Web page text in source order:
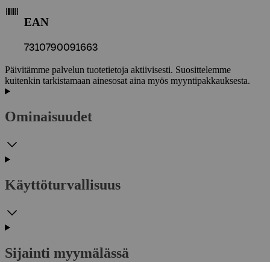
EAN
7310790091663
Päivitämme palvelun tuotetietoja aktiivisesti. Suosittelemme
kuitenkin tarkistamaan ainesosat aina myös myyntipakkauksesta.
Ominaisuudet
Käyttöturvallisuus
Sijainti myymälässä